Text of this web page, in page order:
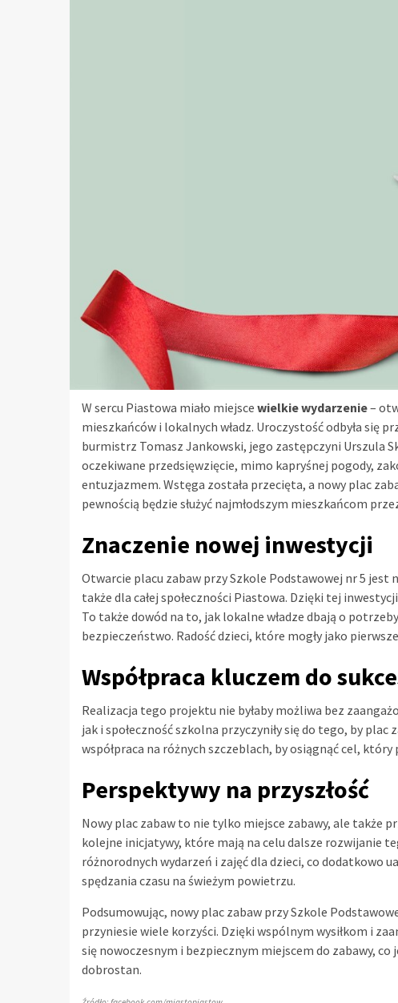
W sercu Piastowa miało miejsce wielkie wydarzenie–
mieszkańców i lokalnych władz. Uroczystość odbyła się
burmistrz Tomasz Jankowski, jego zastępczyni Urszula
oczekiwane przedsięwzięcie, mimo kapryśnej pogody,
entuzjazmem. Wstęga została przecięta, a nowy plac
pewnością będzie służyć najmłodszym mieszkańcom
Znaczenie nowej inwestycji
Otwarcie placu zabaw przy Szkole Podstawowej nr 5 jest
także dla całej społeczności Piastowa. Dzięki tej
To także dowód na to, jak lokalne władze dbają o
bezpieczeństwo. Radość dzieci, które mogły jako
Współpraca kluczem do
Realizacja tego projektu nie byłaby możliwa bez
jak i społeczność szkolna przyczyniły się do tego, by plac
współpraca na różnych szczeblach, by osiągnąć cel, który
Perspektywy na przyszłość
Nowy plac zabaw to nie tylko miejsce zabawy, ale także
kolejne inicjatywy, które mają na celu dalsze rozwijanie
różnorodnych wydarzeń i zajęć dla dzieci, co dodatkowo
spędzania czasu na świeżym powietrzu.
Podsumowując, nowy plac zabaw przy Szkole
przyniesie wiele korzyści. Dzięki wspólnym wysiłkom i
się nowoczesnym i bezpiecznym miejscem do zabawy,
dobrostan.